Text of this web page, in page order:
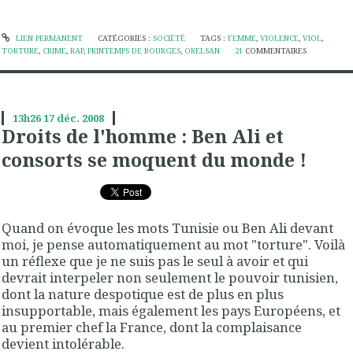
LIEN PERMANENT CATÉGORIES : SOCIÉTÉ TAGS :FEMME,VIOLENCE,VIOL,
TORTURE, CRIME, RAP, PRINTEMPS DE BOURGES, ORELSAN 21 COMMENTAIRES
13h2617 déc. 2008
Droits de l'homme : Ben Ali et
consorts se moquent du monde !
Quand on évoque les mots Tunisie ou Ben Ali devant
moi, je pense automatiquement au mot "torture". Voilà
un réflexe que je ne suis pas le seul à avoir et qui
devrait interpeler non seulement le pouvoir tunisien,
dont la nature despotique est de plus en plus
insupportable, mais également les pays Européens, et
au premier chef la France, dont la complaisance
devient intolérable.